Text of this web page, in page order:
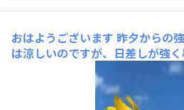
おはようございます 昨夕からの
は涼しいのですが、日差しが強
か？以上、越後国蒲原郡からの報